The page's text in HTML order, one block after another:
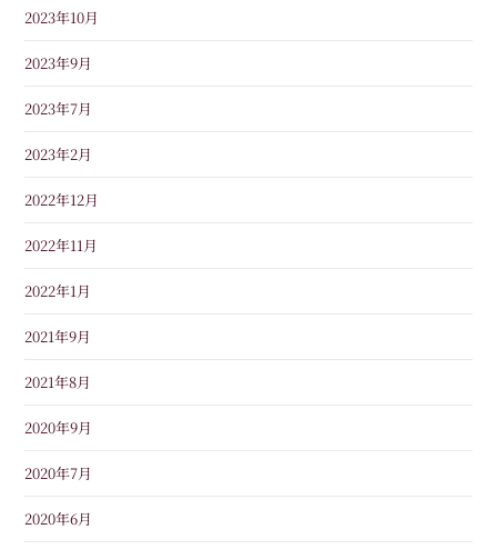
2023年10月
2023年9月
2023年7月
2023年2月
2022年12月
2022年11月
2022年1月
2021年9月
2021年8月
2020年9月
2020年7月
2020年6月